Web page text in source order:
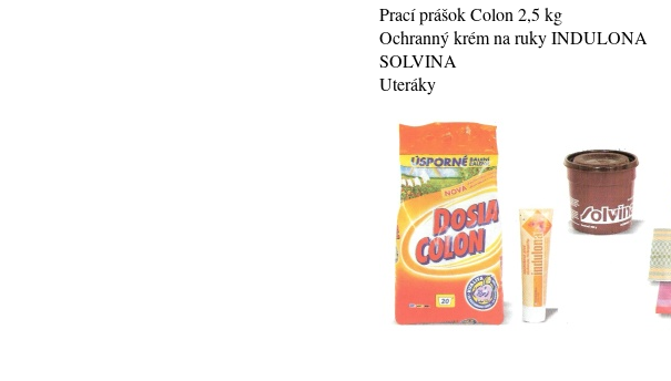
Prací prášok Colon 2,5 kg
Ochranný krém na ruky INDULONA
SOLVINA
Uteráky